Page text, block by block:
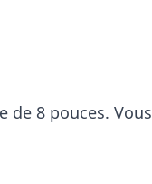
de 8 pouces. Vous